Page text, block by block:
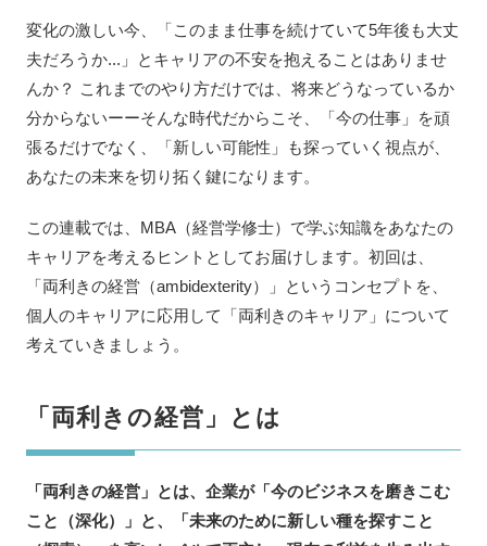
変化の激しい今、「このまま仕事を続けていて5年後も大丈
夫だろうか...」とキャリアの不安を抱えることはありませ
んか？ これまでのやり方だけでは、将来どうなっているか
分からないーーそんな時代だからこそ、「今の仕事」を頑
張るだけでなく、「新しい可能性」も探っていく視点が、
あなたの未来を切り拓く鍵になります。
この連載では、MBA（経営学修士）で学ぶ知識をあなたの
キャリアを考えるヒントとしてお届けします。初回は、
「両利きの経営（ambidexterity）」というコンセプトを、
個人のキャリアに応用して「両利きのキャリア」について
考えていきましょう。
「両利きの経営」とは
「両利きの経営」とは、企業が「今のビジネスを磨きこむ
こと（深化）」と、「未来のために新しい種を探すこと